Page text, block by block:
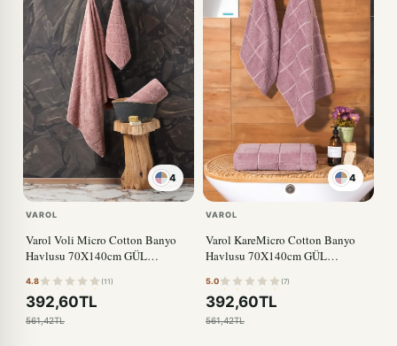
4
VAROL
Varol Voli Micro Cotton Banyo
Havlusu 70X140cm GÜL
4.8 (11)
392,60TL
561,42TL
4
SOMON
VAROL
Varol KareMicro Cotton Banyo
Havlusu 70X140cm GÜL
5.0 (7)
392,60TL
561,42TL